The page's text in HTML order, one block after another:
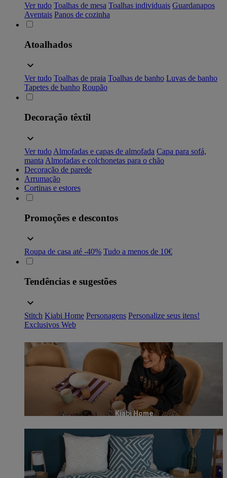
Ver tudo Toalhas de mesa Toalhas individuais Guardanapos
Aventais Panos de cozinha
Atoalhados
Ver tudo Toalhas de praia Toalhas de banho Luvas de banho
Tapetes de banho Roupão
Decoração têxtil
Ver tudo Almofadas e capas de almofada Capa para sofá,
manta Almofadas e colchonetas para o chão
Decoração de parede
Arrumação
Cortinas e estores
Promoções e descontos
Roupa de casa até -40% Tudo a menos de 10€
Tendências e sugestões
Stitch Kiabi Home Personagens Personalize seus itens!
Exclusivos Web
Kiabi Home